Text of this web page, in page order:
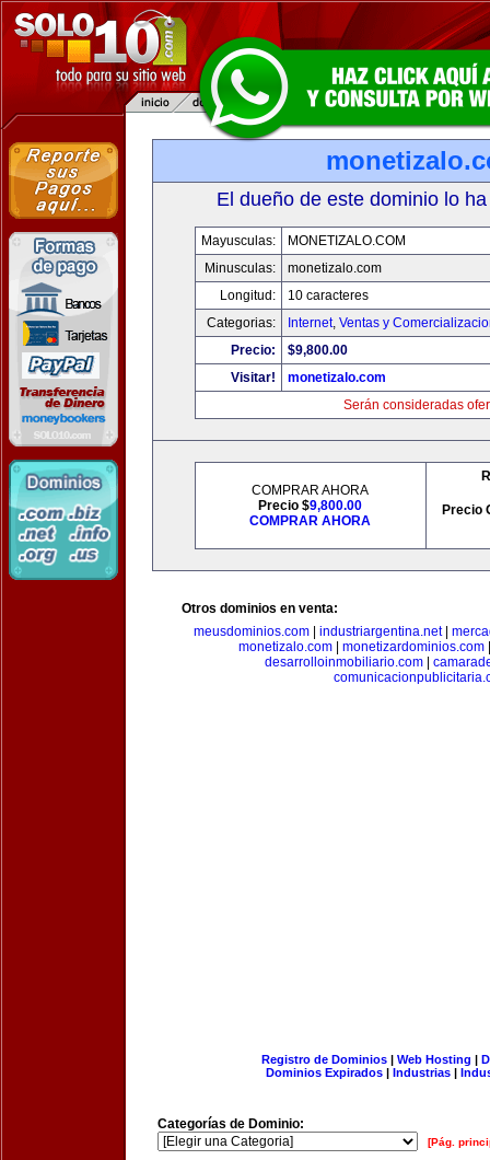
El dueño de este dominio lo
Mayusculas:
MONETIZALO.COM
Minusculas:
monetizalo.com
Longitud:
10 caracteres
Categorias:
Internet, Ventas y
Precio:
$9,800.00
Visitar!
monetizalo.com
Serán consideradas
COMPRAR AHORA
Precio $9,800.00
COMPRAR AHORA
Precio
Otros dominios en venta:
meusdominios.com| industriargentina.net|
monetizalo.com| monetizardominios.com
desarrolloinmobiliario.com
Registro de Dominios| Web Hosting |
Dominios Expirados | Industrias |
Categorías de Dominio:
[Pág.